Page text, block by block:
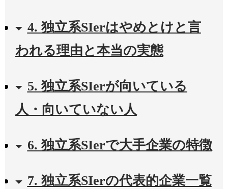
4. 独立系SIerはやめとけと言
われる理由と本当の実態
5. 独立系SIerが向いている
人・向いていない人
6. 独立系SIerで大手企業の特徴
7. 独立系SIerの代表的企業一覧